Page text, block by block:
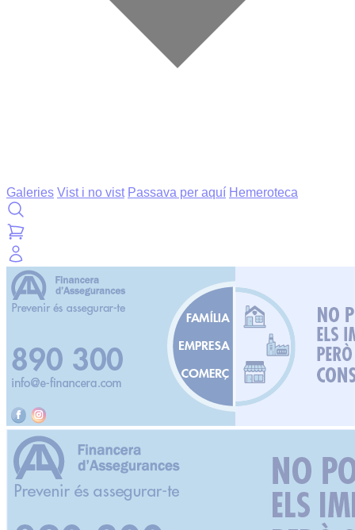
Galeries Vist i no vist Passava per aquí Hemeroteca